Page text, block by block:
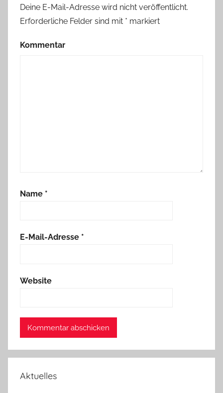
Deine E-Mail-Adresse wird nicht veröffentlicht.
Erforderliche Felder sind mit * markiert
Kommentar
Name *
E-Mail-Adresse *
Website
Aktuelles